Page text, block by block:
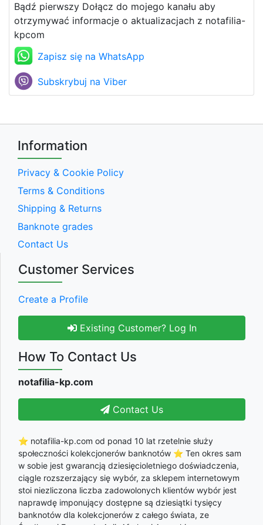
Bądź pierwszy Dołącz do mojego kanału aby
otrzymywać informacje o aktualizacjach z notafilia-
kpcom
Zapisz się na WhatsApp
Subskrybuj na Viber
Information
Privacy & Cookie Policy
Terms & Conditions
Shipping & Returns
Banknote grades
Contact Us
Customer Services
Create a Profile
Existing Customer? Log In
How To Contact Us
notafilia-kp.com
Contact Us
⭐ notafilia-kp.com od ponad 10 lat rzetelnie służy
społeczności kolekcjonerów banknotów ⭐ Ten okres sam
w sobie jest gwarancją dziesięcioletniego doświadczenia,
ciągle rozszerzający się wybór, za sklepem internetowym
stoi niezliczona liczba zadowolonych klientów wybór jest
naprawdę imponujący dostępne są dziesiątki tysięcy
banknotów dla kolekcjonerów z całego świata, ze